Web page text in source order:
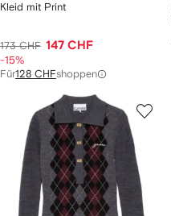
Kleid mit Print
173 CHF 147 CHF
-15%
Für128 CHFshoppen